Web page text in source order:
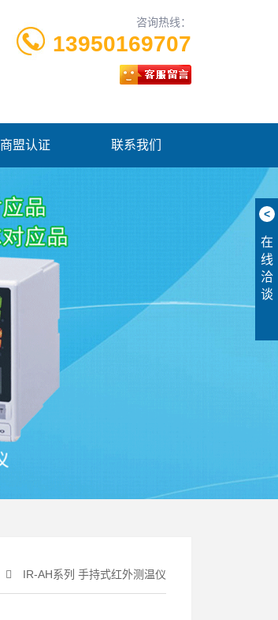
咨询热线：
13950169707
商盟认证 联系我们
IR-AH系列 手持式红外测温仪
<
在
线
洽
谈